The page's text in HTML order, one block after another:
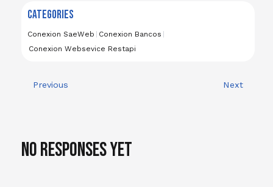
CATEGORIES
Conexion SaeWeb Conexion Bancos
Conexion Websevice Restapi
Previous Next
No responses yet